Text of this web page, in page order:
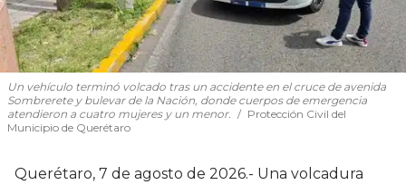
Un vehículo terminó volcado tras un accidente en el cruce de avenida
Sombrerete y bulevar de la Nación, donde cuerpos de emergencia
atendieron a cuatro mujeres y un menor.
Protección Civil del
Municipio de Querétaro
Querétaro, 7 de agosto de 2026.- Una volcadura